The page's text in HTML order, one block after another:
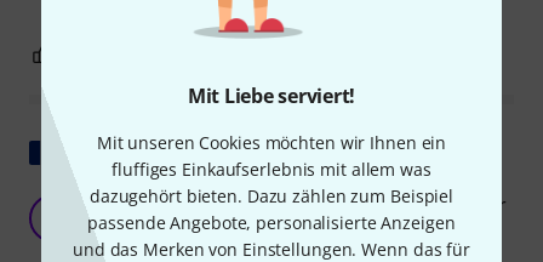
Mit Liebe serviert!
Mit unseren Cookies möchten wir Ihnen ein
fluffiges Einkaufserlebnis mit allem was
dazugehört bieten. Dazu zählen zum Beispiel
passende Angebote, personalisierte Anzeigen
und das Merken von Einstellungen. Wenn das für
Original zeigen
Hervorragender Gitarren- und Basskompressor
vincelebleu 18.06.2023